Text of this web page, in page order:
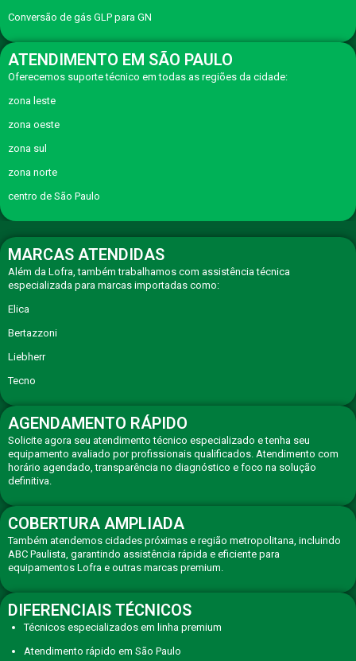
Conversão de gás GLP para GN
ATENDIMENTO EM SÃO PAULO
Oferecemos suporte técnico em todas as regiões da cidade:
zona leste
zona oeste
zona sul
zona norte
centro de São Paulo
MARCAS ATENDIDAS
Além da Lofra, também trabalhamos com assistência técnica
especializada para marcas importadas como:
Elica
Bertazzoni
Liebherr
Tecno
AGENDAMENTO RÁPIDO
Solicite agora seu atendimento técnico especializado e tenha seu
equipamento avaliado por profissionais qualificados. Atendimento com
horário agendado, transparência no diagnóstico e foco na solução
definitiva.
COBERTURA AMPLIADA
Também atendemos cidades próximas e região metropolitana, incluindo
ABC Paulista, garantindo assistência rápida e eficiente para
equipamentos Lofra e outras marcas premium.
DIFERENCIAIS TÉCNICOS
Técnicos especializados em linha premium
Atendimento rápido em São Paulo